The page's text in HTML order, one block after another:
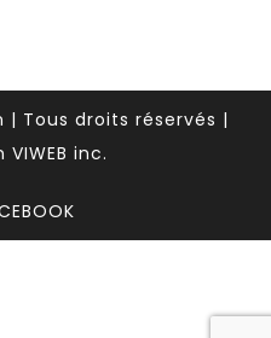
Tous droits réservés |
inc.